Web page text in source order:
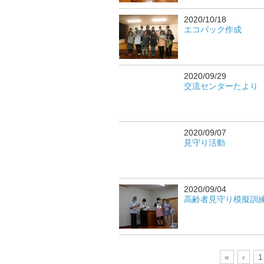
2020/10/18
エコバック作成
2020/09/29
交流センターたより
2020/09/07
見守り活動
2020/09/04
高齢者見守り模擬訓
« ‹ 1